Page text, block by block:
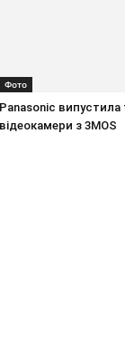
Фото
Panasonic випустила
відеокамери з 3MOS